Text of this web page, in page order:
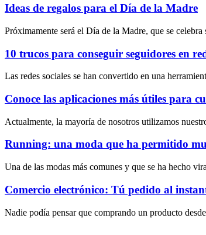
Ideas de regalos para el Día de la Madre
Próximamente será el Día de la Madre, que se
10 trucos para conseguir seguidores en
Las redes sociales se han convertido en una
Conoce las aplicaciones más útiles para
Actualmente, la mayoría de nosotros utilizamos
Running: una moda que ha permitido
Una de las modas más comunes y que se ha hecho
Comercio electrónico: Tú pedido al
Nadie podía pensar que comprando un producto